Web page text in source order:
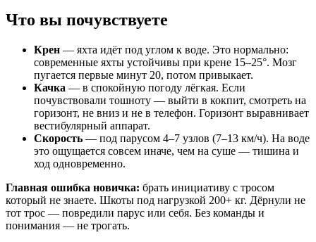
Что вы почувствуете
Крен — яхта идёт под углом к воде. Это нормально:
современные яхты устойчивы при крене 15–25°. Мозг
пугается первые минут 20, потом привыкает.
Качка — в спокойную погоду лёгкая. Если
почувствовали тошноту — выйти в кокпит, смотреть на
горизонт, не вниз и не в телефон. Горизонт выравнивает
вестибулярный аппарат.
Скорость — под парусом 4–7 узлов (7–13 км/ч). На воде
это ощущается совсем иначе, чем на суше — тишина и
ход одновременно.
Главная ошибка новичка: брать инициативу с тросом
который не знаете. Шкоты под нагрузкой 200+ кг. Дёрнули не
тот трос — повредили парус или себя. Без команды и
понимания — не трогать.